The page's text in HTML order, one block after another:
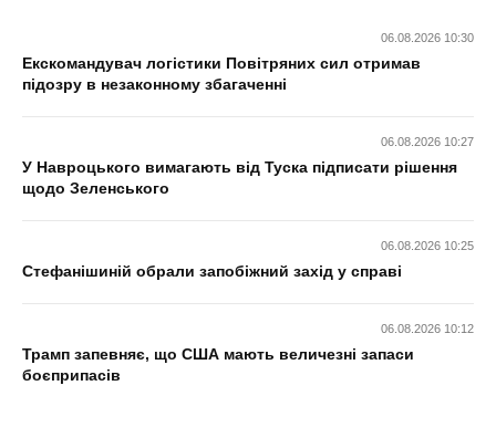
06.08.2026 10:30
Екскомандувач логістики Повітряних сил отримав
підозру в незаконному збагаченні
06.08.2026 10:27
У Навроцького вимагають від Туска підписати рішення
щодо Зеленського
06.08.2026 10:25
Стефанішиній обрали запобіжний захід у справі
06.08.2026 10:12
Трамп запевняє, що США мають величезні запаси
боєприпасів